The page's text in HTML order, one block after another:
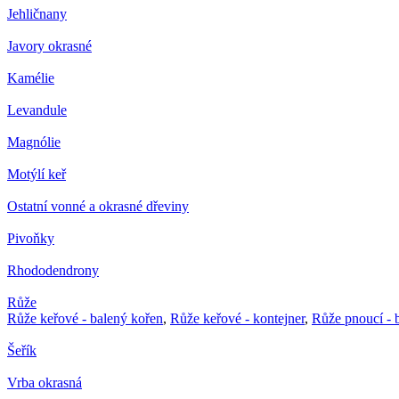
Jehličnany
Javory okrasné
Kamélie
Levandule
Magnólie
Motýlí keř
Ostatní vonné a okrasné dřeviny
Pivoňky
Rhododendrony
Růže
Růže keřové - balený kořen, Růže keřové - kontejner, Růže pnoucí -
Šeřík
Vrba okrasná